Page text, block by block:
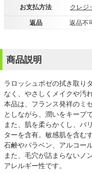
お支払方法 クレジ
返品
返品不
商品説明
ラロッシュポゼの拭き取り
なく、やさしくメイクや汚
本品は、フランス発祥のミ
としながら、潤いをキープ
また、肌を柔らかくし、バ
ターを含有。敏感肌を含む
石鹸やパラベン、アルコー
また、毛穴が詰まらないノ
アレルギー性です。